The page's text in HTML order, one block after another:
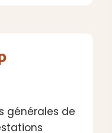
générales de